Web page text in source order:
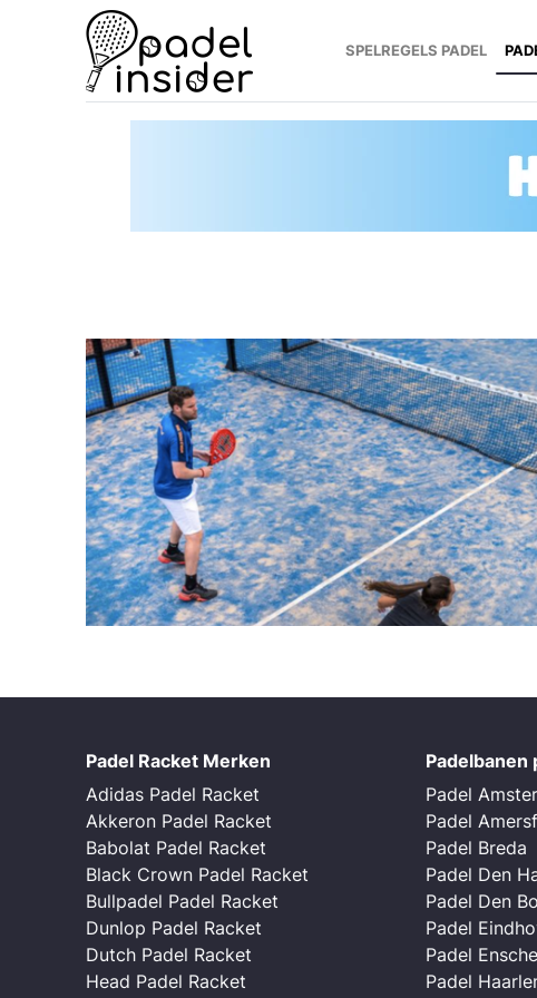
SPELREGELS PADEL
Padel Racket Merken
Adidas Padel Racket
Akkeron Padel Racket
Babolat Padel Racket
Black Crown Padel Racket
Bullpadel Padel Racket
Dunlop Padel Racket
Dutch Padel Racket
Head Padel Racket
Padelbanen
Padel
Padel
Padel Breda
Padel Den
Padel Den
Padel
Padel
Padel